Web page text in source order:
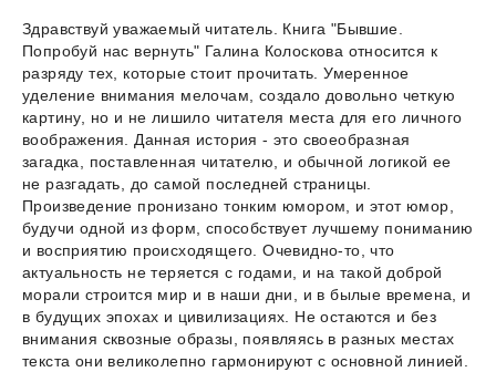
Здравствуй уважаемый читатель. Книга "Бывшие.
Попробуй нас вернуть" Галина Колоскова относится к
разряду тех, которые стоит прочитать. Умеренное
уделение внимания мелочам, создало довольно четкую
картину, но и не лишило читателя места для его личного
воображения. Данная история - это своеобразная
загадка, поставленная читателю, и обычной логикой ее
не разгадать, до самой последней страницы.
Произведение пронизано тонким юмором, и этот юмор,
будучи одной из форм, способствует лучшему пониманию
и восприятию происходящего. Очевидно-то, что
актуальность не теряется с годами, и на такой доброй
морали строится мир и в наши дни, и в былые времена, и
в будущих эпохах и цивилизациях. Не остаются и без
внимания сквозные образы, появляясь в разных местах
текста они великолепно гармонируют с основной линией.